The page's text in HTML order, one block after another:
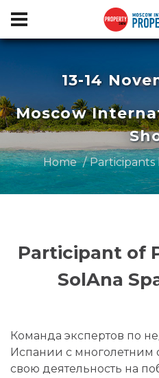
13-14
Moscow
Home Participants
Participant of
SolAna
Команда экспертов по
Испании с многолетним
свою деятельность на